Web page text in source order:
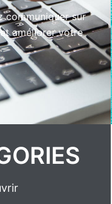
communiquer sur
améliorer votre